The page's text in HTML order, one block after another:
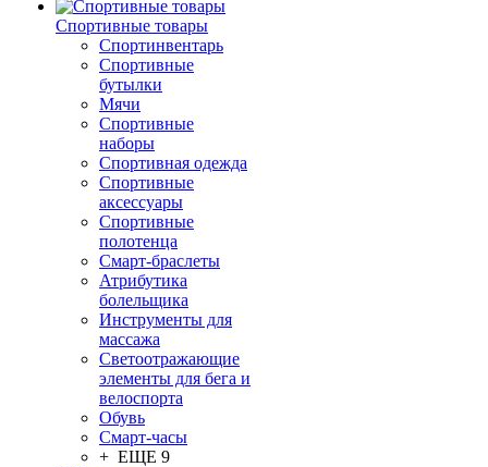
Спортивные товары
Спортинвентарь
Спортивные
бутылки
Мячи
Спортивные
наборы
Спортивная одежда
Спортивные
аксессуары
Спортивные
полотенца
Смарт-браслеты
Атрибутика
болельщика
Инструменты для
массажа
Светоотражающие
элементы для бега и
велоспорта
Обувь
Смарт-часы
+ ЕЩЕ 9